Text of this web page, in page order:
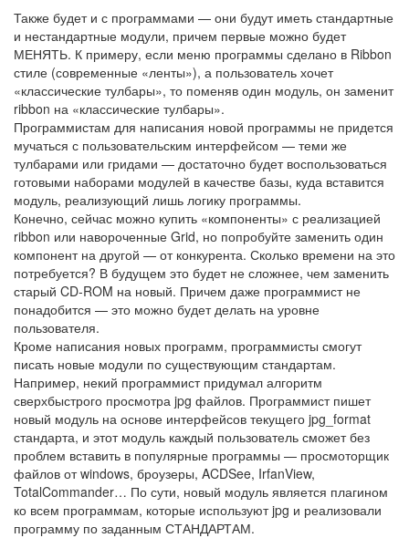
Также будет и с программами — они будут иметь стандартные
и нестандартные модули, причем первые можно будет
МЕНЯТЬ. К примеру, если меню программы сделано в Ribbon
стиле (современные «ленты»), а пользователь хочет
«классические тулбары», то поменяв один модуль, он заменит
ribbon на «классические тулбары».
Программистам для написания новой программы не придется
мучаться с пользовательским интерфейсом — теми же
тулбарами или гридами — достаточно будет воспользоваться
готовыми наборами модулей в качестве базы, куда вставится
модуль, реализующий лишь логику программы.
Конечно, сейчас можно купить «компоненты» с реализацией
ribbon или навороченные Grid, но попробуйте заменить один
компонент на другой — от конкурента. Сколько времени на это
потребуется? В будущем это будет не сложнее, чем заменить
старый CD-ROM на новый. Причем даже программист не
понадобится — это можно будет делать на уровне
пользователя.
Кроме написания новых программ, программисты смогут
писать новые модули по существующим стандартам.
Например, некий программист придумал алгоритм
сверхбыстрого просмотра jpg файлов. Программист пишет
новый модуль на основе интерфейсов текущего jpg_format
стандарта, и этот модуль каждый пользователь сможет без
проблем вставить в популярные программы — просмоторщик
файлов от windows, броузеры, ACDSee, IrfanView,
TotalCommander… По сути, новый модуль является плагином
ко всем программам, которые используют jpg и реализовали
программу по заданным СТАНДАРТАМ.